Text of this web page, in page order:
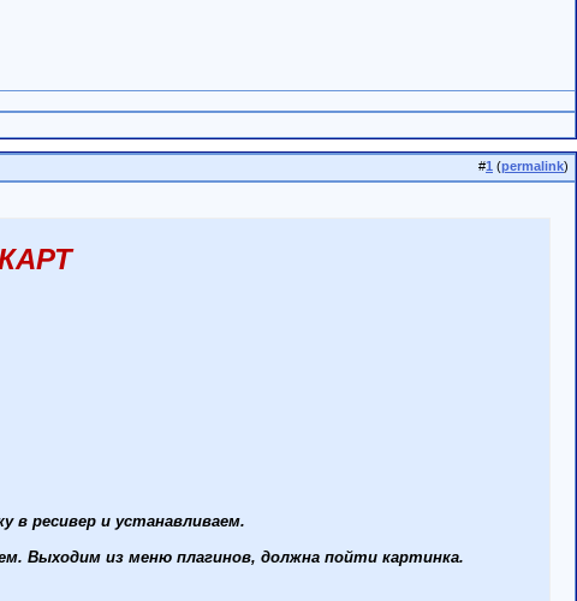
#1 (permalink)
в ресивер и устанавливаем.
Выходим из меню плагинов, должна пойти картинка.